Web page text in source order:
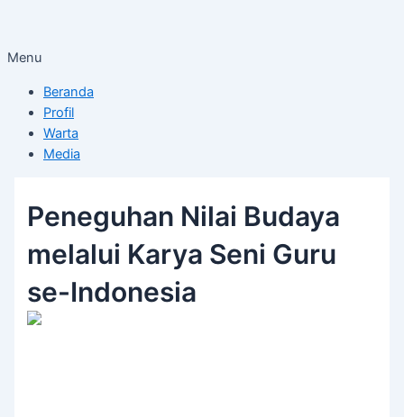
Menu
Beranda
Profil
Warta
Media
Peneguhan Nilai Budaya
melalui Karya Seni Guru
se-Indonesia